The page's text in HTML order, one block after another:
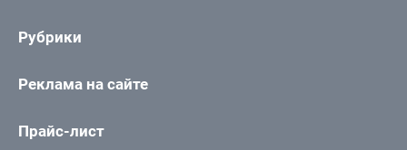
Рубрики
Реклама на сайте
Прайс-лист